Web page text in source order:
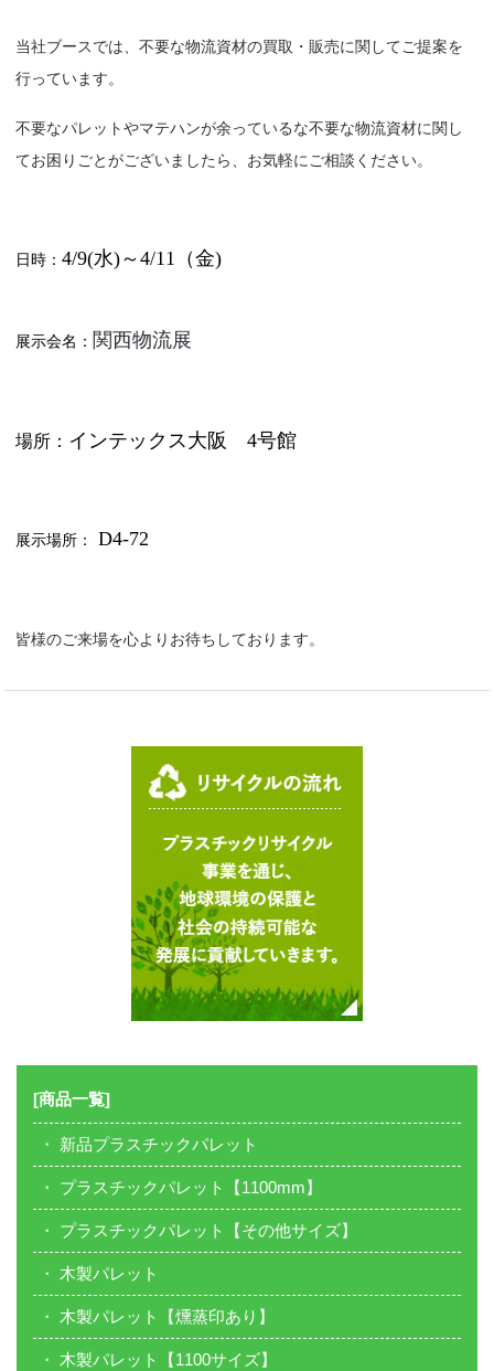
当社ブースでは、不要な物流資材の買取・販売に関してご提案を
行っています。
不要なパレットやマテハンが余っているな不要な物流資材に関し
てお困りごとがございましたら、お気軽にご相談ください。
日時：4/9(水)～4/11（金)
展示会名： 関西物流展
場所： インテックス大阪 4号館
展示場所： D4-72
皆様のご来場を心よりお待ちしております。
[商品一覧]
新品プラスチックパレット
プラスチックパレット【1100mm】
プラスチックパレット【その他サイズ】
木製パレット
木製パレット【燻蒸印あり】
木製パレット【1100サイズ】